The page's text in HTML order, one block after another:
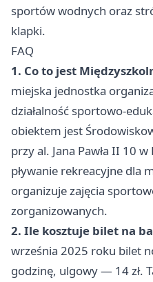
sportów wodnych oraz
klapki.
FAQ
1. Co to jest
miejska jednostka
działalność sportowo-
obiektem jest
przy al. Jana Pawła II 10
pływanie rekreacyjne dla
organizuje zajęcia
zorganizowanych.
2. Ile kosztuje bilet na
września 2025 roku bilet
godzinę, ulgowy — 14 zł.